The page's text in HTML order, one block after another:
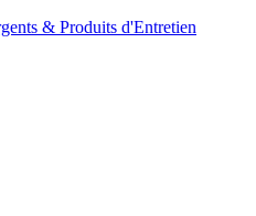
& Produits d'Entretien